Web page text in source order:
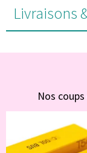
Livraisons
Nos